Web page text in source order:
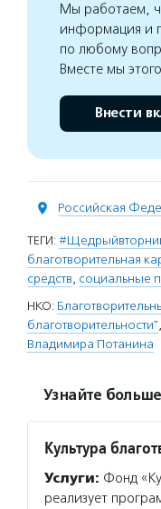
Мы работаем,
информация и
по любому
Вместе мы
Внести
Российская
ТЕГИ:
благотворительная
средств, социальные
НКО:
благотворительности",
Владимира Потанина
Узнайте
Культура
Услуги: Фонд
реализует